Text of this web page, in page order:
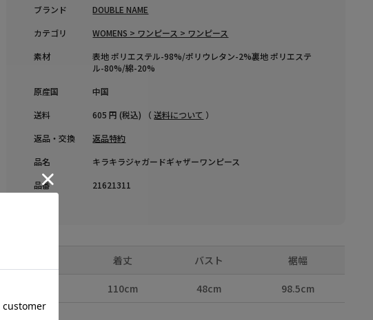
ブランド
DOUBLE NAME
カテゴリ
WOMENS > ワンピース > ワンピース
素材
表地 ポリエステル-98%/ポリウレタン-2%裏地 ポリエステ
ル-80%/綿-20%
原産国
中国
送料
605 円 (税込) （送料について ）
返品・交換
返品特約
品名
キラキラジャガードギャザーワンピース
品番
21621311
着丈 バスト 裾幅
110cm 48cm 98.5cm